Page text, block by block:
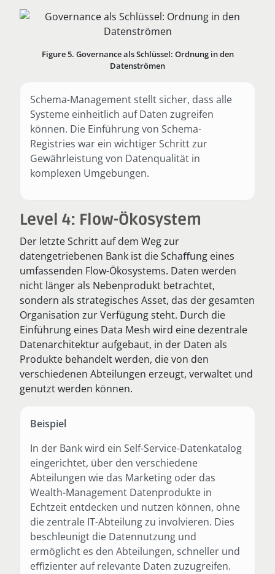
Figure 5. Governance als Schlüssel: Ordnung in den
Datenströmen
Schema-Management stellt sicher, dass alle
Systeme einheitlich auf Daten zugreifen
können. Die Einführung von Schema-
Registries war ein wichtiger Schritt zur
Gewährleistung von Datenqualität in
komplexen Umgebungen.
Level 4: Flow-Ökosystem
Der letzte Schritt auf dem Weg zur
datengetriebenen Bank ist die Schaﬀung eines
umfassenden Flow-Ökosystems. Daten werden
nicht länger als Nebenprodukt betrachtet,
sondern als strategisches Asset, das der gesamten
Organisation zur Verfügung steht. Durch die
Einführung eines Data Mesh wird eine dezentrale
Datenarchitektur aufgebaut, in der Daten als
Produkte behandelt werden, die von den
verschiedenen Abteilungen erzeugt, verwaltet und
genutzt werden können.
Beispiel
In der Bank wird ein Self-Service-Datenkatalog
eingerichtet, über den verschiedene
Abteilungen wie das Marketing oder das
Wealth-Management Datenprodukte in
Echtzeit entdecken und nutzen können, ohne
die zentrale IT-Abteilung zu involvieren. Dies
beschleunigt die Datennutzung und
ermöglicht es den Abteilungen, schneller und
eﬃzienter auf relevante Daten zuzugreifen.